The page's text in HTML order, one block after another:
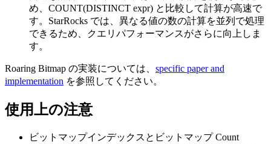
め、COUNT(DISTINCT expr) と比較して計算が高速で
す。StarRocks では、異なる値の数の計算を並列で処理
できるため、クエリパフォーマンスがさらに向上しま
す。
Roaring Bitmap の実装については、 specific paper and
implementation を参照してください。
使用上の注意
ビットマップインデックスとビットマップ Count